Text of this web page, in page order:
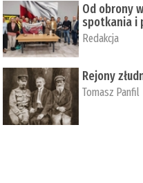
Od obrony
spotkania i
Redakcja
Rejony
Tomasz Panfil